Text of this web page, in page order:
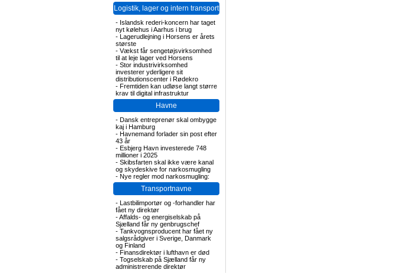
Logistik, lager og intern transport
- Islandsk rederi-koncern har taget
nyt kølehus i Aarhus i brug
- Lagerudlejning i Horsens er årets
største
- Vækst får sengetøjsvirksomhed
til at leje lager ved Horsens
- Stor industrivirksomhed
investerer yderligere sit
distributionscenter i Rødekro
- Fremtiden kan udløse langt større
krav til digital infrastruktur
Havne
- Dansk entreprenør skal ombygge
kaj i Hamburg
- Havnemand forlader sin post efter
43 år
- Esbjerg Havn investerede 748
millioner i 2025
- Skibsfarten skal ikke være kanal
og skydeskive for narkosmugling
- Nye regler mod narkosmugling:
Transportnavne
- Lastbilimportør og -forhandler har
fået ny direktør
-Affalds- og energiselskab på
Sjælland får ny genbrugschef
- Tankvognsproducent har fået ny
salgsrådgiver i Sverige, Danmark
og Finland
- Finansdirektør i lufthavn er død
- Togselskab på Sjælland får ny
administrerende direktør